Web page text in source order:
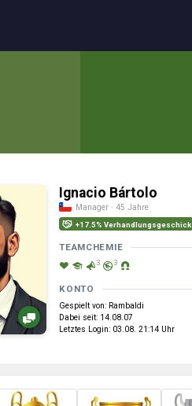
Ignacio Bártolo
Manager · 45 Jahre
+17.5% Verhandlungsgeschick
TEAMCHEMIE
3 3
KONTO
Gespielt von: Rambaldi
Dabei seit: 14.08.07
Letztes Login: 03.08. 21:14 Uhr